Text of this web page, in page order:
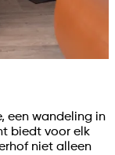
een wandeling in
biedt voor elk
niet alleen